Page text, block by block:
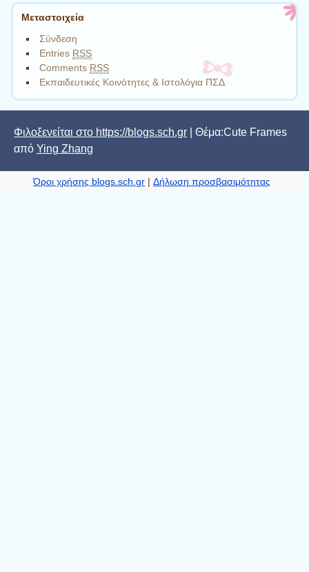
Μεταστοιχεία
Σύνδεση
Entries RSS
Comments RSS
Εκπαιδευτικές Κοινότητες & Ιστολόγια ΠΣΔ
Φιλοξενείται στο https://blogs.sch.gr | Θέμα:Cute Frames
από Ying Zhang
Όροι χρήσης blogs.sch.gr |Δήλωση προσβασιμότητας